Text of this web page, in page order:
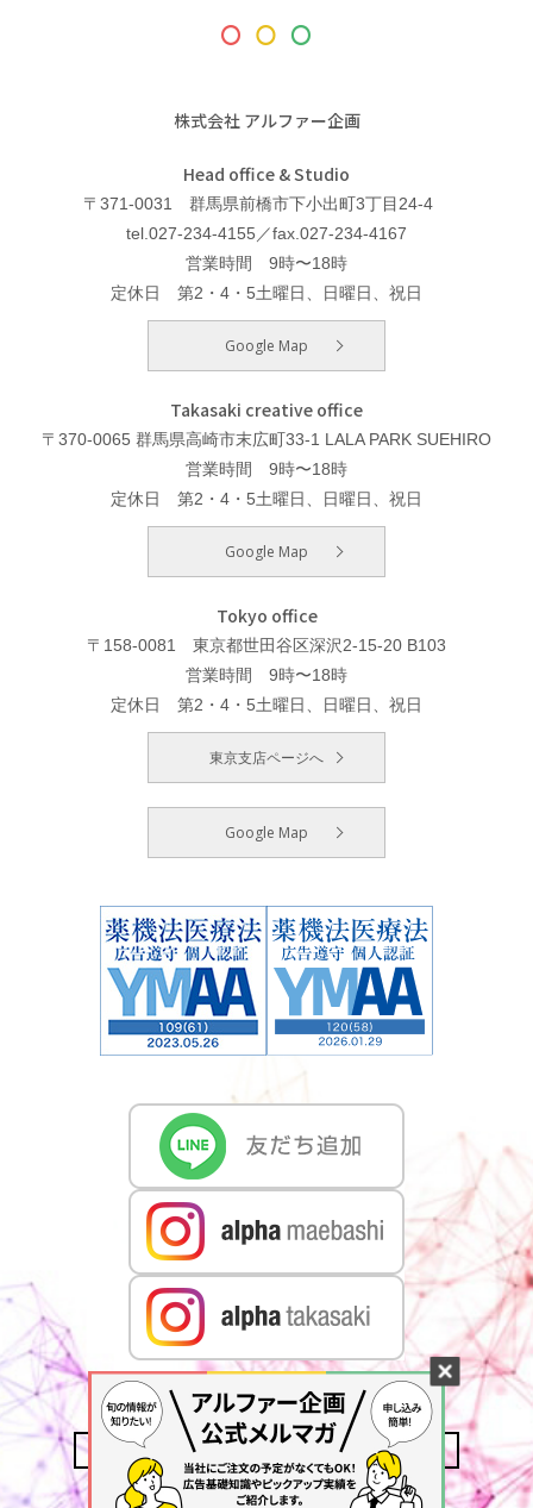
株式会社 アルファー企画
Head office & Studio
〒371-0031 群馬県前橋市下小出町3丁目24-4
tel.027-234-4155／fax.027-234-4167
営業時間 9時〜18時
定休日 第2・4・5土曜日、日曜日、祝日
Google Map
Takasaki creative office
〒370-0065 群馬県高崎市末広町33-1 LALA PARK SUEHIRO
営業時間 9時〜18時
定休日 第2・4・5土曜日、日曜日、祝日
Google Map
Tokyo office
〒158-0081 東京都世田谷区深沢2-15-20 B103
営業時間 9時〜18時
定休日 第2・4・5土曜日、日曜日、祝日
東京支店ページへ
Google Map
CONTACT US MAIL MAGAZINE